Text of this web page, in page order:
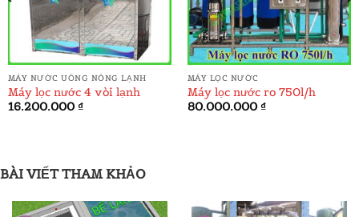
MÁY NƯỚC UỐNG NÓNG LẠNH
Máy lọc nước 4 vòi lạnh
16.200.000 ₫
MÁY LỌC NƯỚC
Máy lọc nước ro 750l/h
80.000.000 ₫
BÀI VIẾT THAM KHẢO